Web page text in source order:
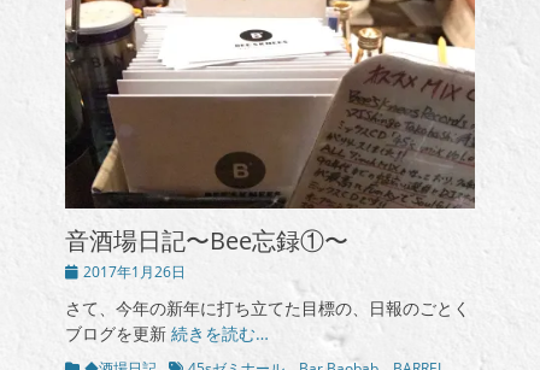
音酒場日記〜Bee忘録①〜
投
日
2017年1月26日
さて、今年の新年に打ち立てた目標の、日報のごとく
ブログを更新 続きを読む…